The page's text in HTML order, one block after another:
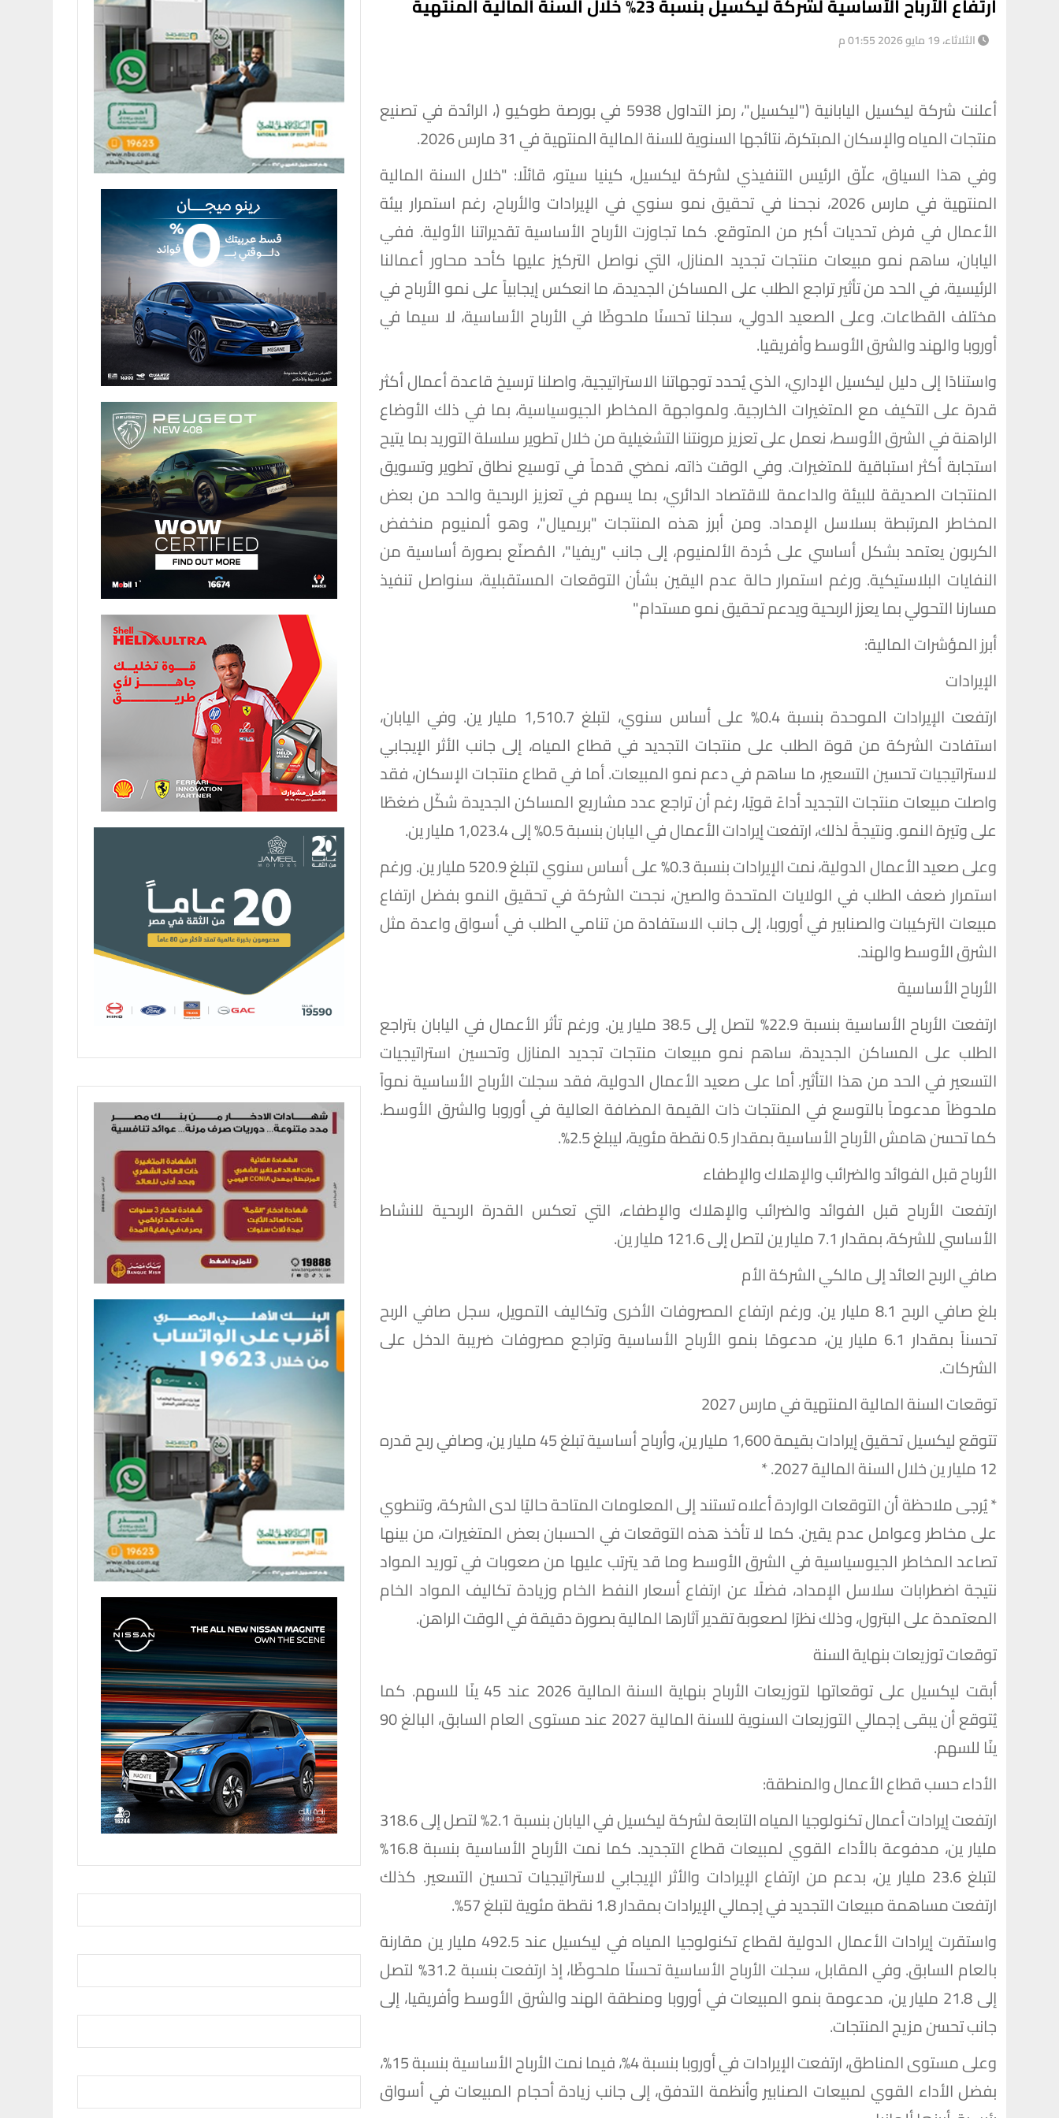
الثلاثاء، 19 مايو 2026 01:55 م
أعلنت شركة ليكسيل اليابانية ("ليكسيل"، رمز التداول 5938 في بورصة طوكيو (، الرائدة في تصنيع
منتجات المياه والإسكان المبتكرة، نتائجها السنوية للسنة المالية المنتهية في 31 مارس 2026.
وفي هذا السياق، علّق الرئيس التنفيذي لشركة ليكسيل، كينيا سيتو، قائلًا: "خلال السنة المالية
المنتهية في مارس 2026، نجحنا في تحقيق نمو سنوي في الإيرادات والأرباح، رغم استمرار بيئة
الأعمال في فرض تحديات أكبر من المتوقع. كما تجاوزت الأرباح الأساسية تقديراتنا الأولية. ففي
اليابان، ساهم نمو مبيعات منتجات تجديد المنازل، التي نواصل التركيز عليها كأحد محاور أعمالنا
الرئيسية، في الحد من تأثير تراجع الطلب على المساكن الجديدة، ما انعكس إيجابياً على نمو الأرباح في
مختلف القطاعات. وعلى الصعيد الدولي، سجلنا تحسنًا ملحوظًا في الأرباح الأساسية، لا سيما في
أوروبا والهند والشرق الأوسط وأفريقيا.
واستنادًا إلى دليل ليكسيل الإداري، الذي يُحدد توجهاتنا الاستراتيجية، واصلنا ترسيخ قاعدة أعمال أكثر
قدرة على التكيف مع المتغيرات الخارجية. ولمواجهة المخاطر الجيوسياسية، بما في ذلك الأوضاع
الراهنة في الشرق الأوسط، نعمل على تعزيز مرونتنا التشغيلية من خلال تطوير سلسلة التوريد بما يتيح
استجابة أكثر استباقية للمتغيرات. وفي الوقت ذاته، نمضي قدماً في توسيع نطاق تطوير وتسويق
المنتجات الصديقة للبيئة والداعمة للاقتصاد الدائري، بما يسهم في تعزيز الربحية والحد من بعض
المخاطر المرتبطة بسلاسل الإمداد. ومن أبرز هذه المنتجات "بريميال"، وهو ألمنيوم منخفض
الكربون يعتمد بشكل أساسي على خُردة الألمنيوم، إلى جانب "ريفيا"، المُصنّع بصورة أساسية من
النفايات البلاستيكية. ورغم استمرار حالة عدم اليقين بشأن التوقعات المستقبلية، سنواصل تنفيذ
مسارنا التحولي بما يعزز الربحية ويدعم تحقيق نمو مستدام."
أبرز المؤشرات المالية:
الإيرادات
ارتفعت الإيرادات الموحدة بنسبة 0.4% على أساس سنوي، لتبلغ 1,510.7 مليار ين. وفي اليابان،
استفادت الشركة من قوة الطلب على منتجات التجديد في قطاع المياه، إلى جانب الأثر الإيجابي
لاستراتيجيات تحسين التسعير، ما ساهم في دعم نمو المبيعات. أما في قطاع منتجات الإسكان، فقد
واصلت مبيعات منتجات التجديد أداءً قويًا، رغم أن تراجع عدد مشاريع المساكن الجديدة شكّل ضغطًا
على وتيرة النمو. ونتيجةً لذلك، ارتفعت إيرادات الأعمال في اليابان بنسبة 0.5% إلى 1,023.4 مليار ين.
وعلى صعيد الأعمال الدولية، نمت الإيرادات بنسبة 0.3% على أساس سنوي لتبلغ 520.9 مليار ين. ورغم
استمرار ضعف الطلب في الولايات المتحدة والصين، نجحت الشركة في تحقيق النمو بفضل ارتفاع
مبيعات التركيبات والصنابير في أوروبا، إلى جانب الاستفادة من تنامي الطلب في أسواق واعدة مثل
الشرق الأوسط والهند.
الأرباح الأساسية
ارتفعت الأرباح الأساسية بنسبة 22.9% لتصل إلى 38.5 مليار ين. ورغم تأثر الأعمال في اليابان بتراجع
الطلب على المساكن الجديدة، ساهم نمو مبيعات منتجات تجديد المنازل وتحسين استراتيجيات
التسعير في الحد من هذا التأثير. أما على صعيد الأعمال الدولية، فقد سجلت الأرباح الأساسية نمواً
ملحوظاً مدعوماً بالتوسع في المنتجات ذات القيمة المضافة العالية في أوروبا والشرق الأوسط.
كما تحسن هامش الأرباح الأساسية بمقدار 0.5 نقطة مئوية، ليبلغ 2.5%.
الأرباح قبل الفوائد والضرائب والإهلاك والإطفاء
ارتفعت الأرباح قبل الفوائد والضرائب والإهلاك والإطفاء، التي تعكس القدرة الربحية للنشاط
الأساسي للشركة، بمقدار 7.1 مليار ين لتصل إلى 121.6 مليار ين.
صافي الربح العائد إلى مالكي الشركة الأم
بلغ صافي الربح 8.1 مليار ين. ورغم ارتفاع المصروفات الأخرى وتكاليف التمويل، سجل صافي الربح
تحسناً بمقدار 6.1 مليار ين، مدعومًا بنمو الأرباح الأساسية وتراجع مصروفات ضريبة الدخل على
الشركات.
توقعات السنة المالية المنتهية في مارس 2027
تتوقع ليكسيل تحقيق إيرادات بقيمة 1,600 مليار ين، وأرباح أساسية تبلغ 45 مليار ين، وصافي ربح قدره
12 مليار ين خلال السنة المالية 2027. *
* يُرجى ملاحظة أن التوقعات الواردة أعلاه تستند إلى المعلومات المتاحة حاليًا لدى الشركة، وتنطوي
على مخاطر وعوامل عدم يقين. كما لا تأخذ هذه التوقعات في الحسبان بعض المتغيرات، من بينها
تصاعد المخاطر الجيوسياسية في الشرق الأوسط وما قد يترتب عليها من صعوبات في توريد المواد
نتيجة اضطرابات سلاسل الإمداد، فضلًا عن ارتفاع أسعار النفط الخام وزيادة تكاليف المواد الخام
المعتمدة على البترول، وذلك نظرًا لصعوبة تقدير آثارها المالية بصورة دقيقة في الوقت الراهن.
توقعات توزيعات بنهاية السنة
أبقت ليكسيل على توقعاتها لتوزيعات الأرباح بنهاية السنة المالية 2026 عند 45 ينًا للسهم. كما
يُتوقع أن يبقى إجمالي التوزيعات السنوية للسنة المالية 2027 عند مستوى العام السابق، البالغ 90
ينًا للسهم.
الأداء حسب قطاع الأعمال والمنطقة:
ارتفعت إيرادات أعمال تكنولوجيا المياه التابعة لشركة ليكسيل في اليابان بنسبة 2.1% لتصل إلى 318.6
مليار ين، مدفوعة بالأداء القوي لمبيعات قطاع التجديد. كما نمت الأرباح الأساسية بنسبة 16.8%
لتبلغ 23.6 مليار ين، بدعم من ارتفاع الإيرادات والأثر الإيجابي لاستراتيجيات تحسين التسعير. كذلك
ارتفعت مساهمة مبيعات التجديد في إجمالي الإيرادات بمقدار 1.8 نقطة مئوية لتبلغ 57%.
واستقرت إيرادات الأعمال الدولية لقطاع تكنولوجيا المياه في ليكسيل عند 492.5 مليار ين مقارنة
بالعام السابق. وفي المقابل، سجلت الأرباح الأساسية تحسنًا ملحوظًا، إذ ارتفعت بنسبة 31.2% لتصل
إلى 21.8 مليار ين، مدعومة بنمو المبيعات في أوروبا ومنطقة الهند والشرق الأوسط وأفريقيا، إلى
جانب تحسن مزيج المنتجات.
وعلى مستوى المناطق، ارتفعت الإيرادات في أوروبا بنسبة 4%، فيما نمت الأرباح الأساسية بنسبة 15%،
بفضل الأداء القوي لمبيعات الصنابير وأنظمة التدفق، إلى جانب زيادة أحجام المبيعات في أسواق